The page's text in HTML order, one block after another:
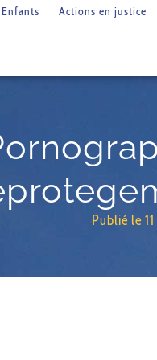
Actions en justice
Publié le